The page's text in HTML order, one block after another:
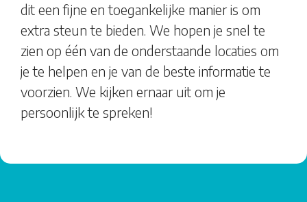
dit een fijne en toegankelijke manier is om
extra steun te bieden. We hopen je snel te
zien op één van de onderstaande locaties om
je te helpen en je van de beste informatie te
voorzien. We kijken ernaar uit om je
persoonlijk te spreken!